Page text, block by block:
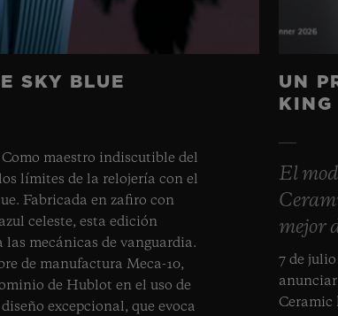
SKY BLUE
Como maestro indiscutible del
límites de la relojería con el
Fabricada en zafiro con
celeste, esta edición
las mecánicas de vanguardia.
de manufactura Meca-10,
de Hublot en el uso de
excepcional, que evoca
UN
KING
El
mejor
7 de
Ceramic